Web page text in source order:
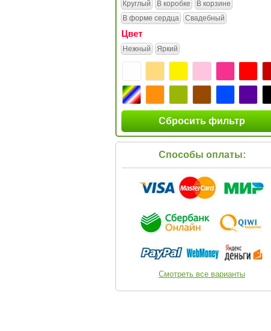
Круглый В коробке
В корзине
В форме сердца
Свадебный
Цвет
Нежный Яркий
Сбросить фильтр
Способы оплаты:
Смотреть все варианты